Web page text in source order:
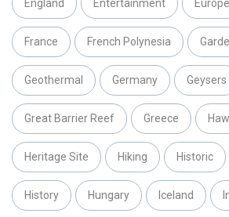
England Entertainment Europe
France French Polynesia
Geothermal Germany Geysers
Great Barrier Reef Greece
Heritage Site Hiking Historic
History Hungary Iceland